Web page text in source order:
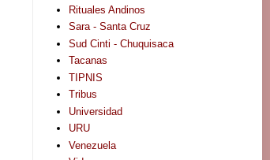
Rituales Andinos
Sara - Santa Cruz
Sud Cinti - Chuquisaca
Tacanas
TIPNIS
Tribus
Universidad
URU
Venezuela